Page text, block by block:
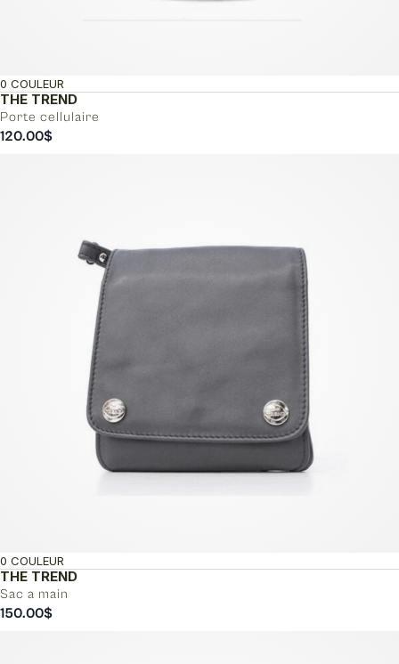
THE TREND
Porte cellulaire
0 COULEUR
120.00$
THE TREND
Sac a main
0 COULEUR
150.00$